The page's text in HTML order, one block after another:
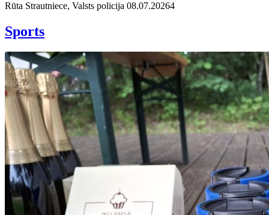
Rūta Strautniece, Valsts policija 08.07.20264
Sports